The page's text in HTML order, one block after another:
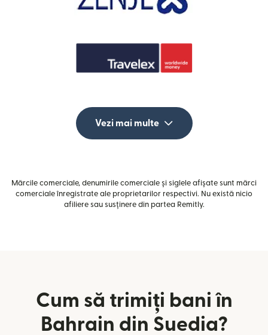
Vezi mai multe
Mărcile comerciale, denumirile comerciale și siglele afișate sunt mărci
comerciale înregistrate ale proprietarilor respectivi. Nu există nicio
afiliere sau susținere din partea Remitly.
Cum să trimiți bani în
Bahrain din Suedia?